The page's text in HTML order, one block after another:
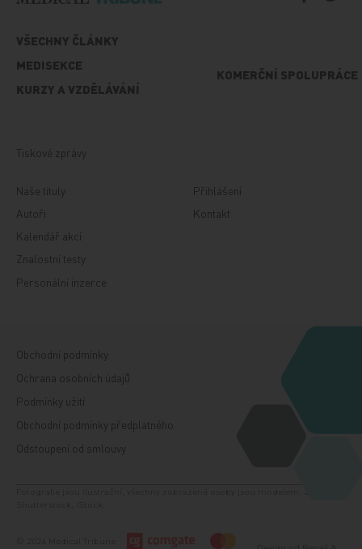
VŠECHNY ČLÁNKY
MEDISEKCE
KURZY A VZDĚLÁVÁNÍ
KOMERČNÍ SPOLUPRÁCE
Tiskové zprávy
Naše tituly
Autoři
Kalendář akcí
Znalostní testy
Personální inzerce
Přihlášení
Kontakt
Obchodní podmínky
Ochrana osobních údajů
Podmínky užití
Obchodní podmínky předplatného
Odstoupení od smlouvy